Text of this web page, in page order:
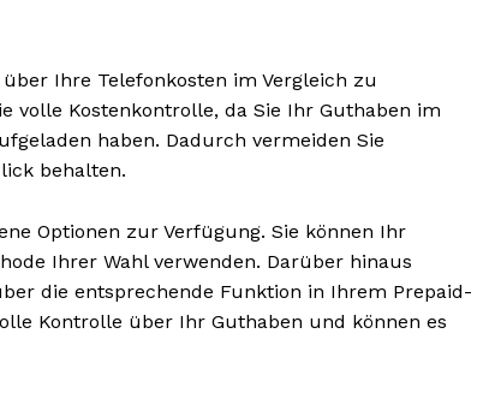
Ihre Telefonkosten im Vergleich zu
volle Kostenkontrolle, da Sie Ihr Guthaben im
haben. Dadurch vermeiden Sie
behalten.
Optionen zur Verfügung. Sie können Ihr
Ihrer Wahl verwenden. Darüber hinaus
die entsprechende Funktion in Ihrem Prepaid-
Kontrolle über Ihr Guthaben und können es